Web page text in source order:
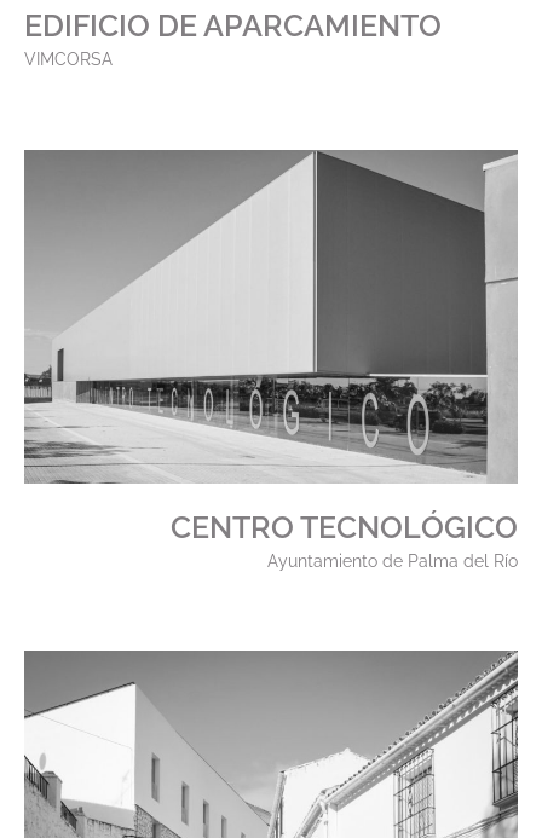
EDIFICIO DE APARCAMIENTO
VIMCORSA
CENTRO TECNOLÓGICO
Ayuntamiento de Palma del Río